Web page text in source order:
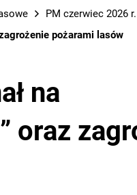
PM czerwiec 2026 r.
pożarami lasów
na
oraz